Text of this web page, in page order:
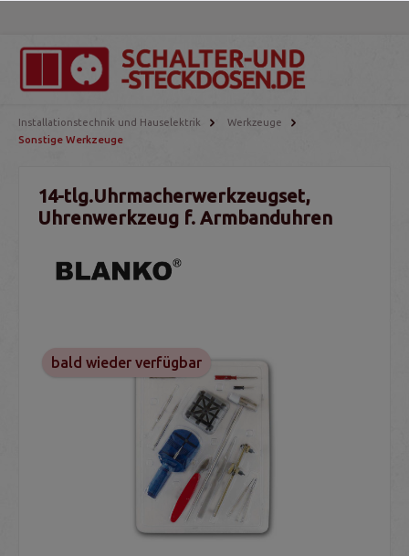
Installationstechnik und Hauselektrik
Werkzeuge
Sonstige Werkzeuge
14-tlg.Uhrmacherwerkzeugset,
Uhrenwerkzeug f. Armbanduhren
bald wieder verfügbar